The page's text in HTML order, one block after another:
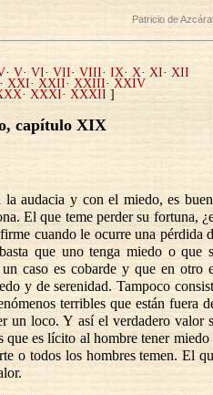
Patricio de
· V· VI· VII· VIII· IX· X· XI· XII
XXI· XXII· XXIII· XXIV
· XXXI· XXXII ]
capítulo XIX
audacia y con el miedo, es
El que teme perder su fortuna,
cuando le ocurre una pérdida
que uno tenga miedo o que
caso es cobarde y que en otro
y de serenidad. Tampoco
terribles que están fuera
un loco. Y así el verdadero valor
que es lícito al hombre tener miedo
o todos los hombres temen. El